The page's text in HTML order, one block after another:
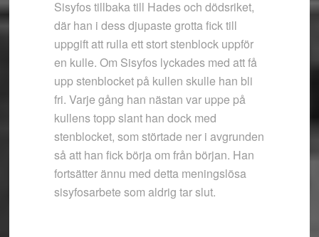
Sisyfos tillbaka till Hades och dödsriket,
där han i dess djupaste grotta fick till
uppgift att rulla ett stort stenblock uppför
en kulle. Om Sisyfos lyckades med att få
upp stenblocket på kullen skulle han bli
fri. Varje gång han nästan var uppe på
kullens topp slant han dock med
stenblocket, som störtade ner i avgrunden
så att han fick börja om från början. Han
fortsätter ännu med detta meningslösa
sisyfosarbete som aldrig tar slut.